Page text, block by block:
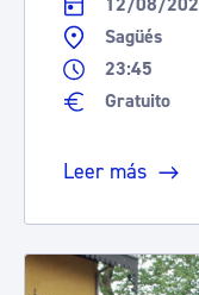
12/08/
Sagüés
23:45
Gratuito
Leer más